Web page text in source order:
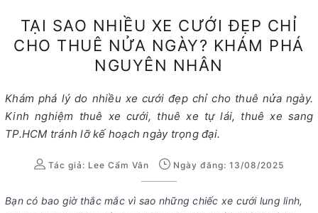
TẠI SAO NHIỀU XE CƯỚI ĐẸP CHỈ
CHO THUÊ NỬA NGÀY? KHÁM PHÁ
NGUYÊN NHÂN
Khám phá lý do nhiều xe cưới đẹp chỉ cho thuê nửa ngày.
Kinh nghiệm thuê xe cưới, thuê xe tự lái, thuê xe sang
TP.HCM tránh lỡ kế hoạch ngày trọng đại.
Tác giả: Lee Cẩm Vân Ngày đăng: 13/08/2025
Bạn có bao giờ thắc mắc vì sao những chiếc xe cưới lung linh,